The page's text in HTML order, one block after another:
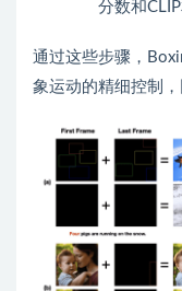
分数和
通过这些步骤，
象运动的精细控制